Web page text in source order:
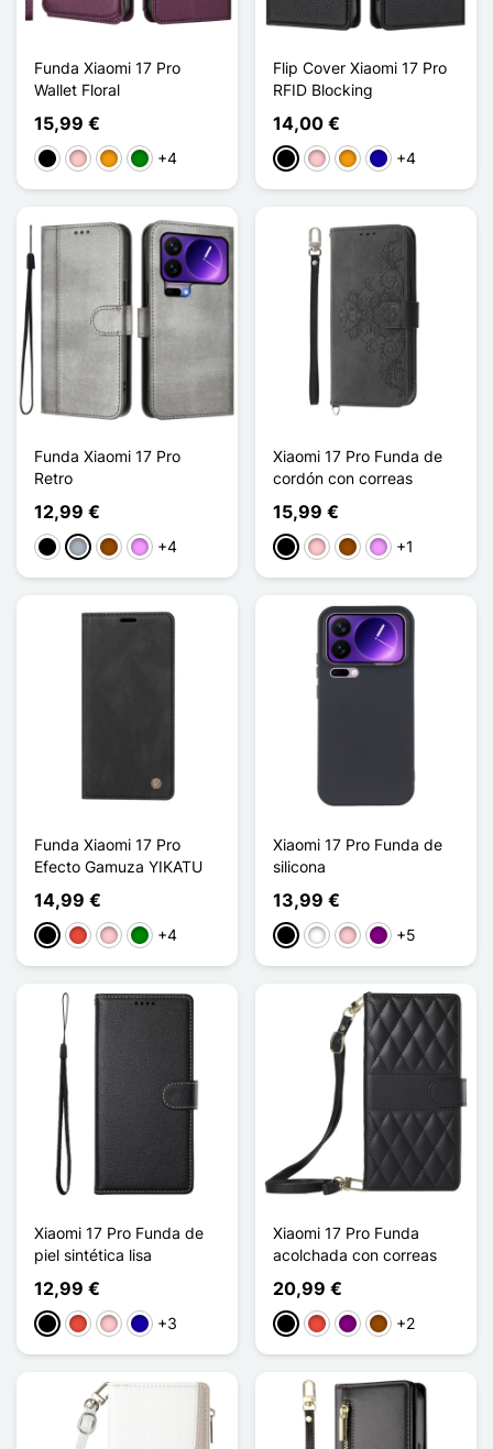
Funda Xiaomi 17 Pro
Wallet Floral
15,99 €
NegroRosaNaranjaVerde
+4
Flip Cover Xiaomi 17 Pro
RFID Blocking
14,00 €
NegroRosaNaranjaAzul oscuro
+4
Funda Xiaomi 17 Pro
Retro
12,99 €
Negro
Gris MarrónMorado claro
+4
Xiaomi 17 Pro Funda de
cordón con correas
15,99 €
NegroRosaMarrónMorado claro
+1
Funda Xiaomi 17 Pro
Efecto Gamuza YIKATU
14,99 €
NegroRojoRosaVerde
+4
Xiaomi 17 Pro Funda de
silicona
13,99 €
NegroBlancoRosaPúrpura
+5
Xiaomi 17 Pro Funda de
piel sintética lisa
12,99 €
NegroRojoRosaAzul oscuro
+3
Xiaomi 17 Pro Funda
acolchada con correas
20,99 €
NegroRojoPúrpuraMarrón
+2